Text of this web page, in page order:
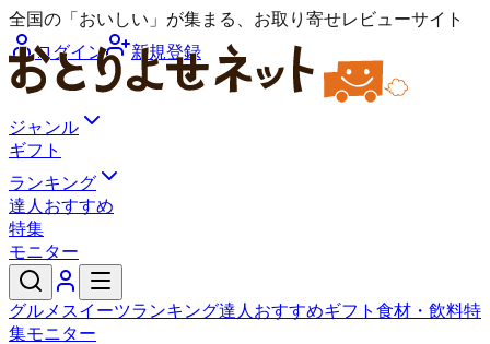
全国の「おいしい」が集まる、お取り寄せレビューサイト
ログイン
新規登録
ジャンル
ギフト
ランキング
達人おすすめ
特集
モニター
グルメ スイーツランキング達人おすすめギフト 食材・飲料特
集モニター